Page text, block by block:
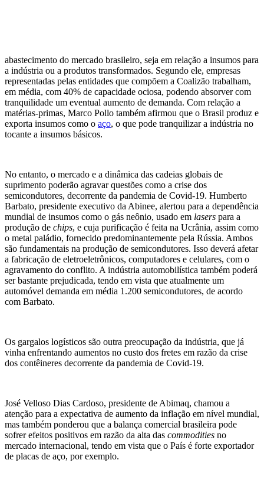
abastecimento do mercado brasileiro, seja em relação a insumos para
a indústria ou a produtos transformados. Segundo ele, empresas
representadas pelas entidades que compõem a Coalizão trabalham,
em média, com 40% de capacidade ociosa, podendo absorver com
tranquilidade um eventual aumento de demanda. Com relação a
matérias-primas, Marco Pollo também afirmou que o Brasil produz e
exporta insumos como o aço, o que pode tranquilizar a indústria no
tocante a insumos básicos.
No entanto, o mercado e a dinâmica das cadeias globais de
suprimento poderão agravar questões como a crise dos
semicondutores, decorrente da pandemia de Covid-19. Humberto
Barbato, presidente executivo da Abinee, alertou para a dependência
mundial de insumos como o gás neônio, usado em lasers para a
produção de chips, e cuja purificação é feita na Ucrânia, assim como
o metal paládio, fornecido predominantemente pela Rússia. Ambos
são fundamentais na produção de semicondutores. Isso deverá afetar
a fabricação de eletroeletrônicos, computadores e celulares, com o
agravamento do conflito. A indústria automobilística também poderá
ser bastante prejudicada, tendo em vista que atualmente um
automóvel demanda em média 1.200 semicondutores, de acordo
com Barbato.
Os gargalos logísticos são outra preocupação da indústria, que já
vinha enfrentando aumentos no custo dos fretes em razão da crise
dos contêineres decorrente da pandemia de Covid-19.
José Velloso Dias Cardoso, presidente de Abimaq, chamou a
atenção para a expectativa de aumento da inflação em nível mundial,
mas também ponderou que a balança comercial brasileira pode
sofrer efeitos positivos em razão da alta das commodities no
mercado internacional, tendo em vista que o País é forte exportador
de placas de aço, por exemplo.